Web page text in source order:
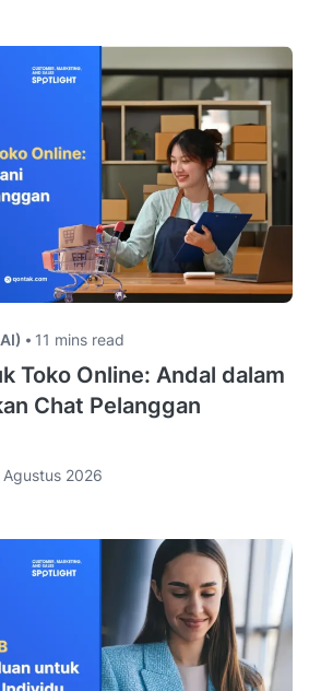
11 mins read
Toko Online: Andal dalam
Chat Pelanggan
Agustus 2026